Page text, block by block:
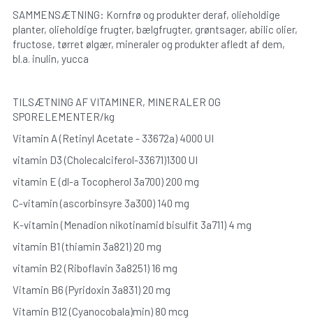
SAMMENSÆTNING: Kornfrø og produkter deraf, olieholdige
planter, olieholdige frugter, bælgfrugter, grøntsager, abilic olier,
fructose, tørret ølgær, mineraler og produkter afledt af dem,
bl.a. inulin, yucca
TILSÆTNING AF VITAMINER, MINERALER OG
SPORELEMENTER/kg
Vitamin A (Retinyl Acetate - 33672a) 4000 UI
vitamin D3 (Cholecalciferol-33671)1300 UI
vitamin E (dl-a Tocopherol 3a700) 200 mg
C-vitamin (ascorbinsyre 3a300) 140 mg
K-vitamin (Menadion nikotinamid bisulfit 3a711) 4 mg
vitamin B1 (thiamin 3a821) 20 mg
vitamin B2 (Riboflavin 3a8251) 16 mg
Vitamin B6 (Pyridoxin 3a831) 20 mg
Vitamin B12 (Cyanocobala)min) 80 mcg